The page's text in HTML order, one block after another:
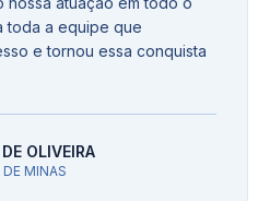
toda a equipe que
e tornou essa conquista
OLIVEIRA
MINAS